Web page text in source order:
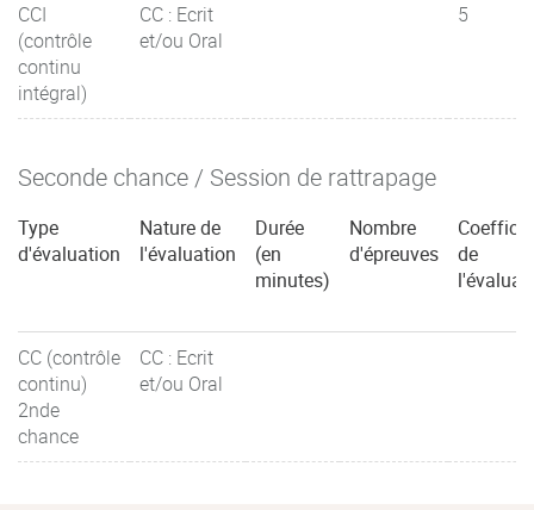
CCI
(contrôle
continu
intégral)
CC : Ecrit
et/ou Oral
5
Seconde chance / Session de rattrapage
Type
d'évaluation
Nature de
l'évaluation
Durée
(en
minutes)
Nombre
d'épreuves
de
CC (contrôle
continu)
2nde
chance
CC : Ecrit
et/ou Oral